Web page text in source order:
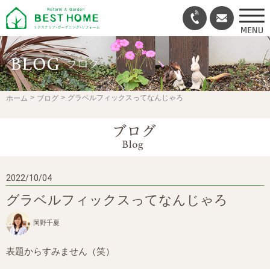
ホーム ブログ グラベルフィックスってなんじゃろ
2022/10/04
グラベルフィックスってなんじゃろ
岡野千夏
表題からすみません（笑）